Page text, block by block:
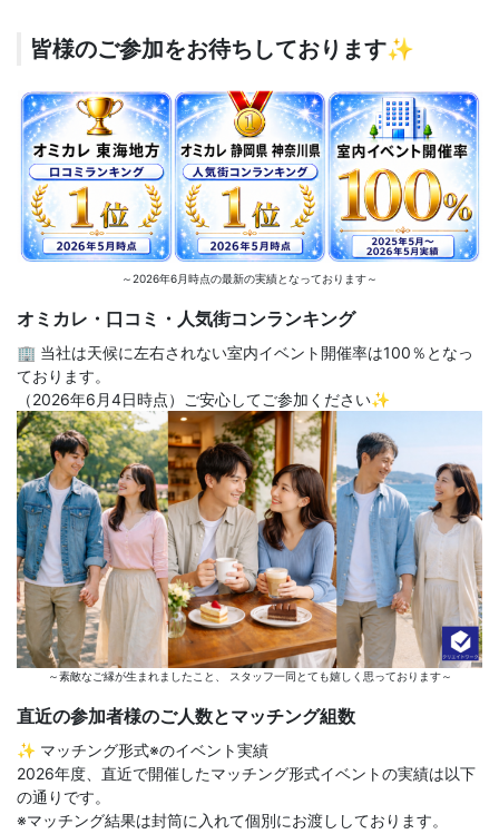
皆様のご参加をお待ちしております✨
～2026年6月時点の最新の実績となっております～
オミカレ・口コミ・人気街コンランキング
🏢 当社は天候に左右されない室内イベント開催率は100％となっ
ております。
（2026年6月4日時点）ご安心してご参加ください✨
～素敵なご縁が生まれましたこと、 スタッフ一同とても嬉しく思っております～
直近の参加者様のご人数とマッチング組数
✨ マッチング形式※のイベント実績
2026年度、直近で開催したマッチング形式イベントの実績は以下
の通りです。
※マッチング結果は封筒に入れて個別にお渡ししております。